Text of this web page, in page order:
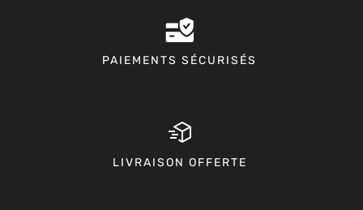
PAIEMENTS SÉCURISÉS
LIVRAISON OFFERTE